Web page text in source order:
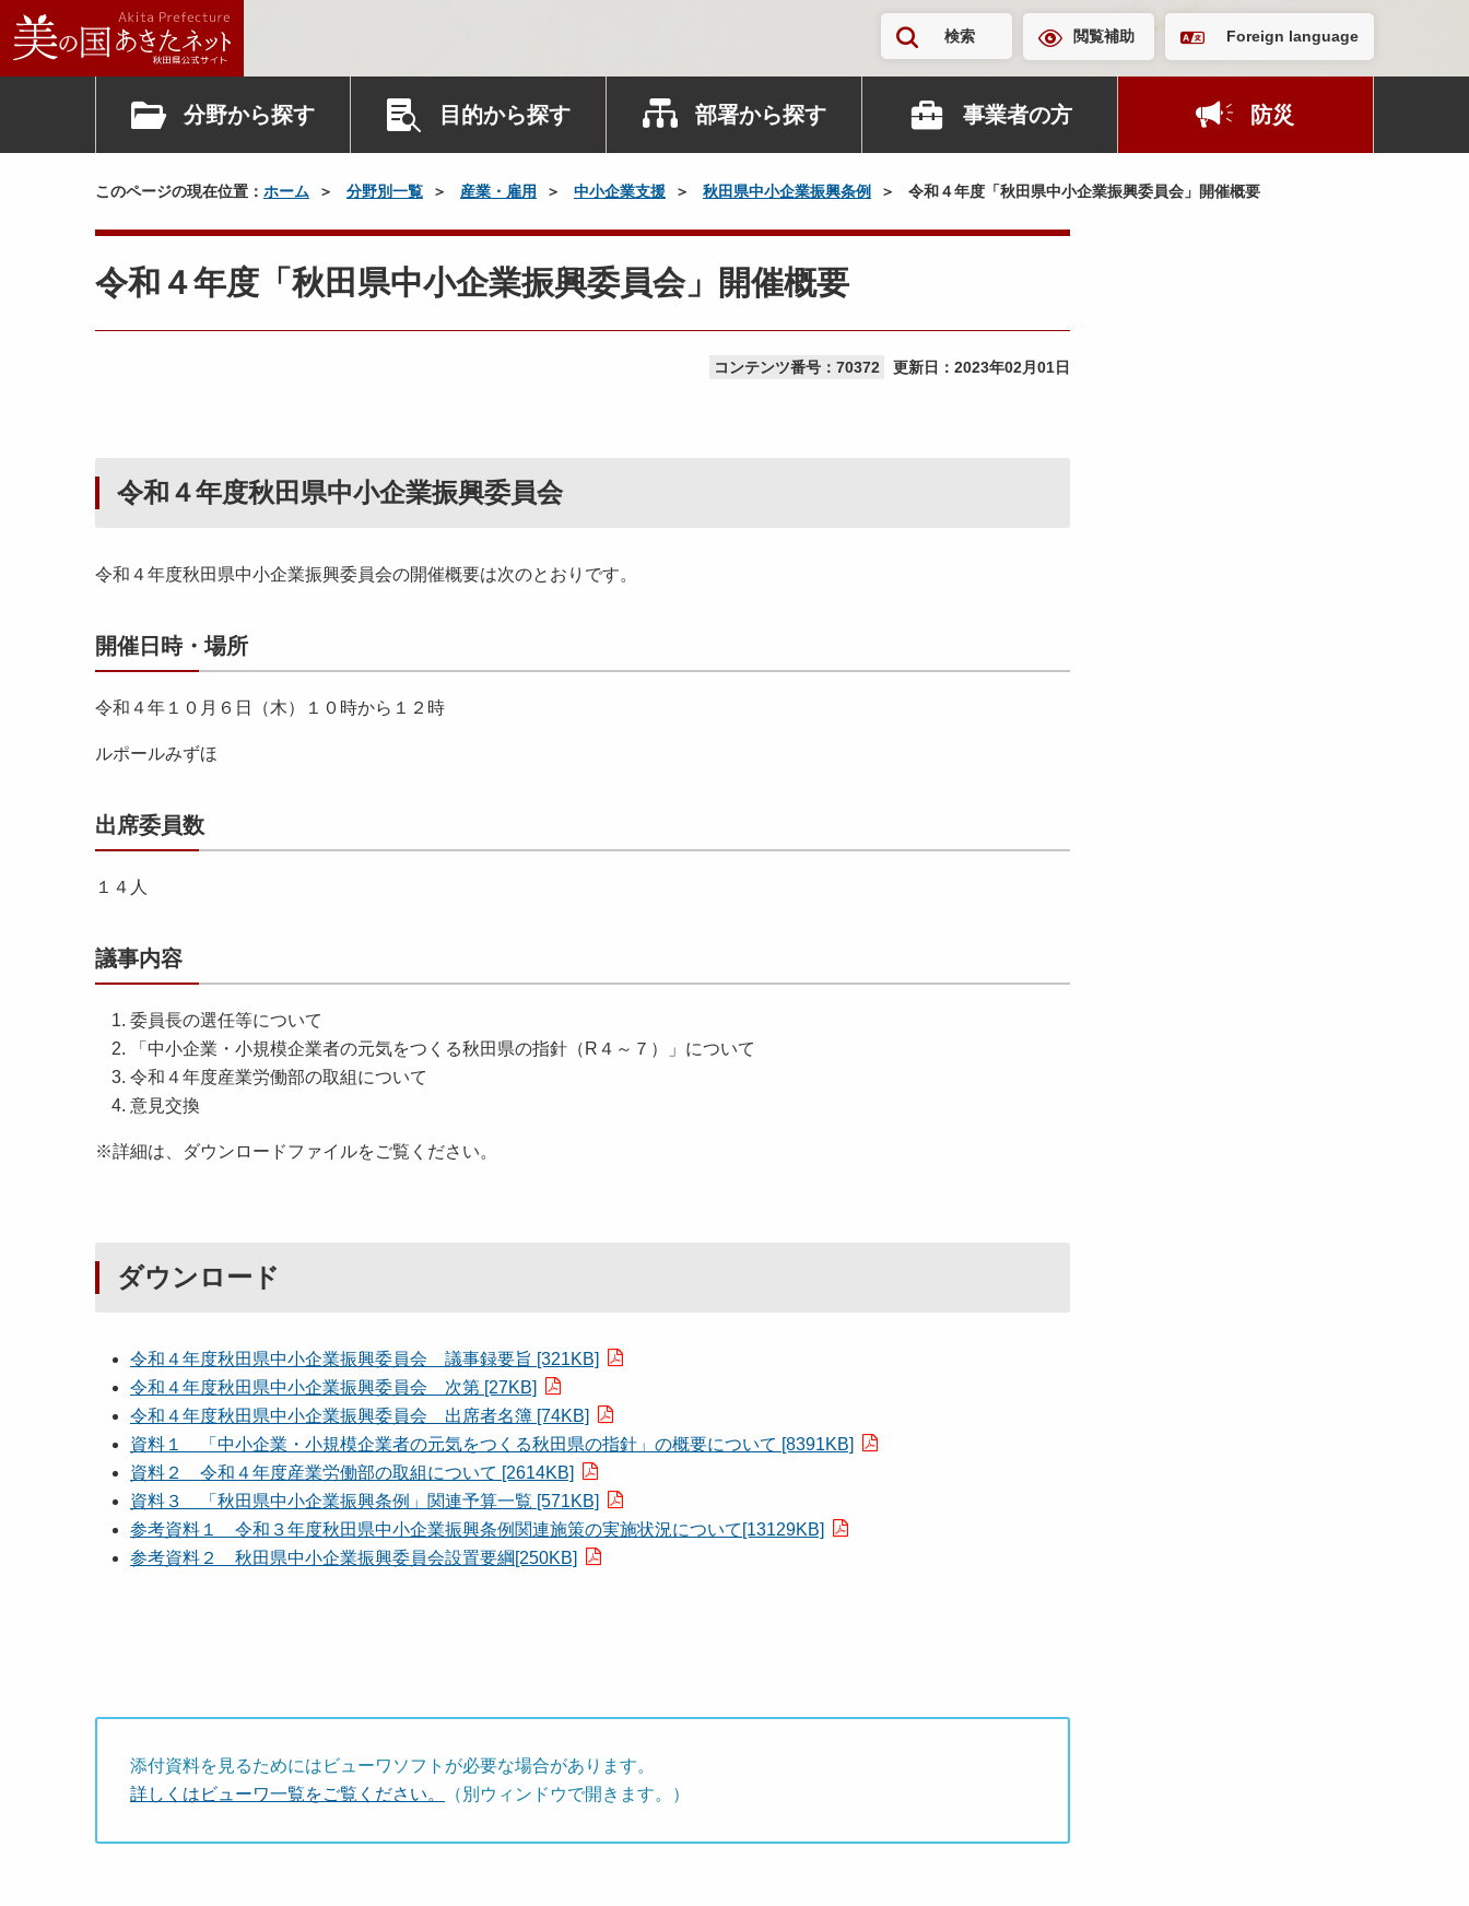
検索 閲覧補助 Foreign language
分野から探す 目的から探す 部署から探す 事業者の方 防災
このページの現在位置： ホーム 分野別一覧 産業・雇用 中小企業支援 秋田県中小企業振興条例 令和４年度「秋田県中小企業振興委員会」開催概要
令和４年度「秋田県中小企業振興委員会」開催概要
コンテンツ番号：70372 更新日： 2023年02月01日
令和４年度秋田県中小企業振興委員会
令和４年度秋田県中小企業振興委員会の開催概要は次のとおりです。
開催日時・場所
令和４年１０月６日（木）１０時から１２時
ルポールみずほ
出席委員数
１４人
議事内容
委員長の選任等について
「中小企業・小規模企業者の元気をつくる秋田県の指針（R４～７）」について
令和４年度産業労働部の取組について
意見交換
※詳細は、ダウンロードファイルをご覧ください。
ダウンロード
令和４年度秋田県中小企業振興委員会 議事録要旨 [321KB]
令和４年度秋田県中小企業振興委員会 次第 [27KB]
令和４年度秋田県中小企業振興委員会 出席者名簿 [74KB]
資料１ 「中小企業・小規模企業者の元気をつくる秋田県の指針」の概要について [8391KB]
資料２ 令和４年度産業労働部の取組について [2614KB]
資料３ 「秋田県中小企業振興条例」関連予算一覧 [571KB]
参考資料１ 令和３年度秋田県中小企業振興条例関連施策の実施状況について[13129KB]
参考資料２ 秋田県中小企業振興委員会設置要綱[250KB]
添付資料を見るためにはビューワソフトが必要な場合があります。
詳しくはビューワ一覧をご覧ください。
（別ウィンドウで開きます。）